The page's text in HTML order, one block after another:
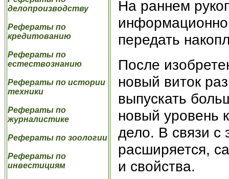
делопроизводству
Рефераты по
кредитованию
Рефераты по
естествознанию
Рефераты по истории
техники
Рефераты по
журналистике
Рефераты по зоологии
Рефераты по
инвестициям
На раннем
передать
После
новый виток
выпускать
новый уровень
дело. В связи с
расширяется,
и свойства.